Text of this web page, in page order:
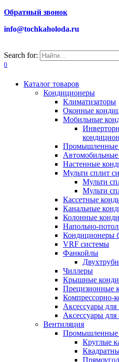
Обратный звонок
info@tochkaholoda.ru
Search for:
0
Каталог товаров
Кондиционеры
Климатизаторы
Оконные
Мобильные
Промышленные
Настенные
Мульти сплит
Мульти
Мульти
Кассетные
Канальные
Колонные
Напольно-
Кондиционеры
VRF системы
Фанкойлы
Чиллеры
Крышные
Прецизионные
Компрессорно-
Аксессуары
Аксессуары для
Вентиляция
Промышленные
Круглые